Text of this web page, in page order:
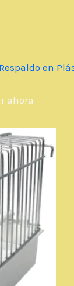
en
ahora